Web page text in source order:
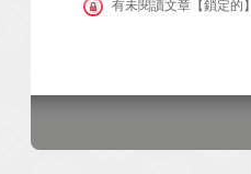
有未閱讀文章【鎖定的】